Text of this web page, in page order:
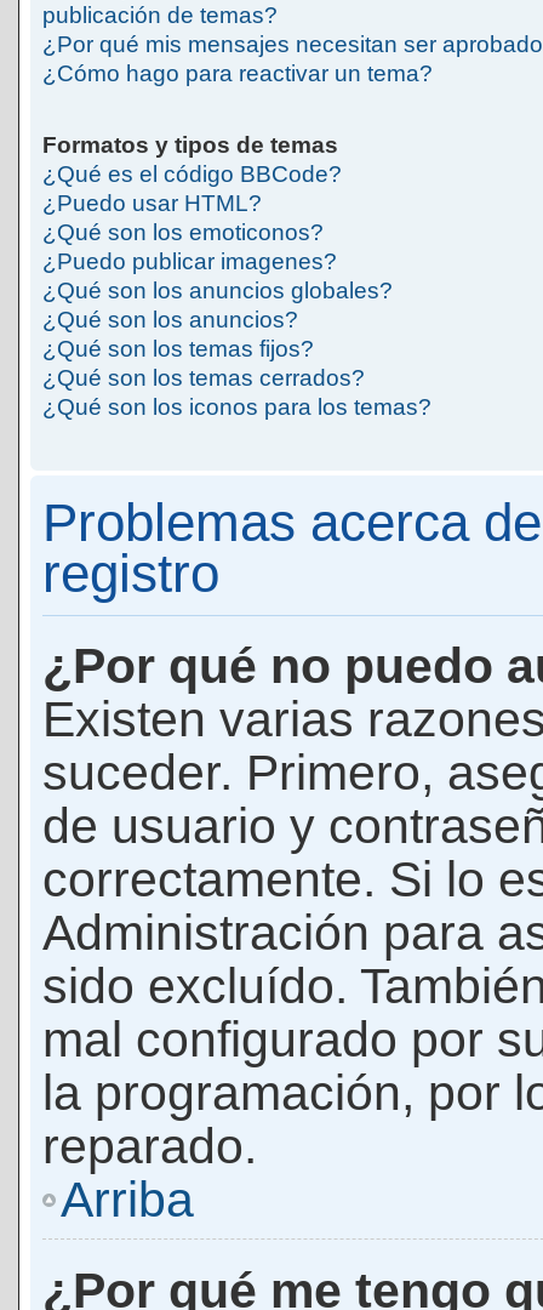
publicación de temas?
¿Por qué mis mensajes necesitan ser
¿Cómo hago para reactivar un tema?
Formatos y tipos de temas
¿Qué es el código BBCode?
¿Puedo usar HTML?
¿Qué son los emoticonos?
¿Puedo publicar imagenes?
¿Qué son los anuncios globales?
¿Qué son los anuncios?
¿Qué son los temas fijos?
¿Qué son los temas cerrados?
¿Qué son los iconos para los temas?
Problemas acerca
registro
¿Por qué no puedo
Existen varias
suceder. Primero,
de usuario y
correctamente. Si lo
Administración para
sido excluído.
mal configurado por
la programación, por
reparado.
Arriba
¿Por qué me tengo